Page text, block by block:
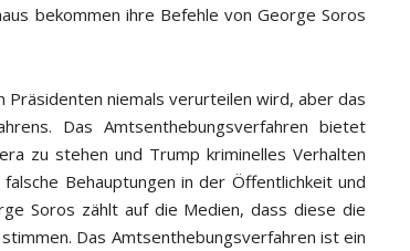
bekommen ihre Befehle von George Soros
niemals verurteilen wird, aber das
Das Amtsenthebungsverfahren bietet
zu stehen und Trump kriminelles Verhalten
Behauptungen in der Öffentlichkeit und
Soros zählt auf die Medien, dass diese die
Das Amtsenthebungsverfahren ist ein